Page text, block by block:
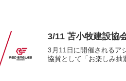
3/11 苫小牧建設協
3月11日に開催されるア
協賛として「お楽しみ抽